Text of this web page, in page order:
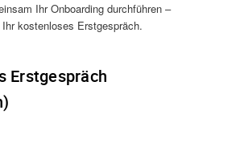
Ihr Onboarding durchführen –
kostenloses Erstgespräch.